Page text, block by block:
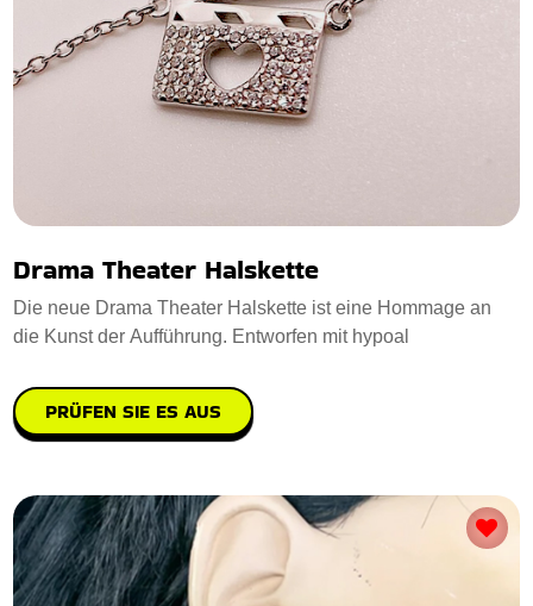
Drama Theater Halskette
Die neue Drama Theater Halskette ist eine Hommage an
die Kunst der Aufführung. Entworfen mit hypoal
PRÜFEN SIE ES AUS